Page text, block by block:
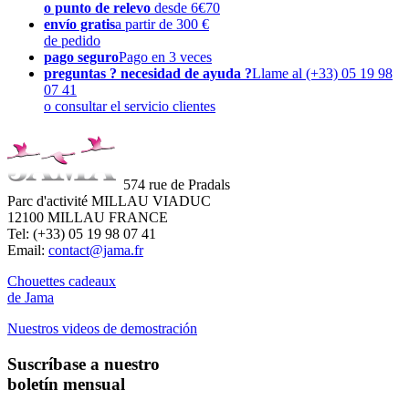
o punto de relevo desde 6€70
envío gratisa partir de 300 €
de pedido
pago seguroPago en 3 veces
preguntas ? necesidad de ayuda ?Llame al (+33) 05 19 98
07 41
o consultar el servicio clientes
574 rue de Pradals
Parc d'activité MILLAU VIADUC
12100 MILLAU FRANCE
Tel: (+33) 05 19 98 07 41
Email: contact@jama.fr
Chouettes cadeaux
de Jama
Nuestros videos de demostración
Suscríbase a nuestro
boletín mensual